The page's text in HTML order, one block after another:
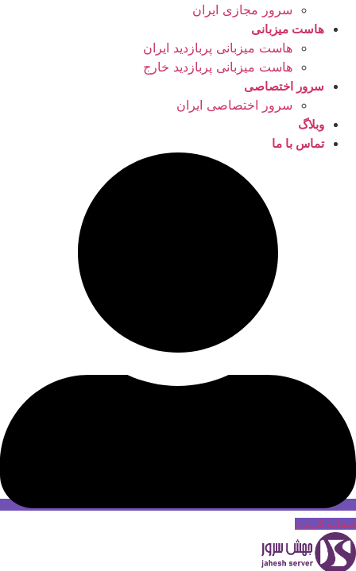
سرور مجازی ایران
هاست میزبانی
هاست میزبانی پربازدید ایران
هاست میزبانی پربازدید خارج
سرور اختصاصی
سرور اختصاصی ایران
وبلاگ
تماس با ما
حساب کاربری